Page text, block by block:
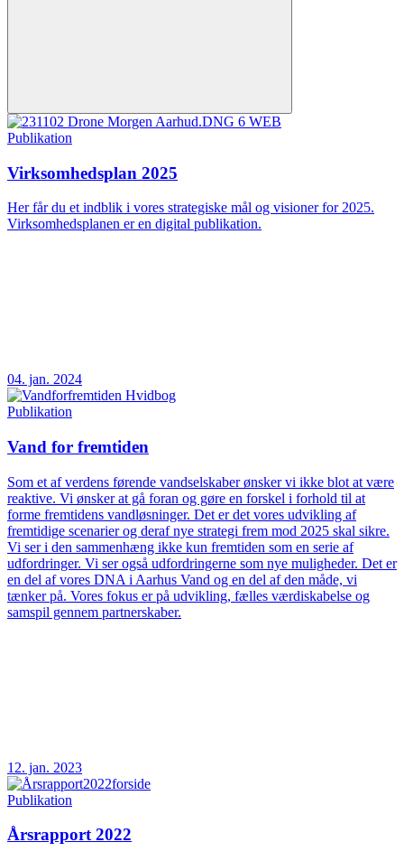
Publikation
Virksomhedsplan 2025
Her får du et indblik i vores strategiske mål og visioner for 2025.
Virksomhedsplanen er en digital publikation.
04. jan. 2024
Publikation
Vand for fremtiden
Som et af verdens førende vandselskaber ønsker vi ikke blot at være
reaktive. Vi ønsker at gå foran og gøre en forskel i forhold til at
forme fremtidens vandløsninger. Det er det vores udvikling af
fremtidige scenarier og deraf nye strategi frem mod 2025 skal sikre.
Vi ser i den sammenhæng ikke kun fremtiden som en serie af
udfordringer. Vi ser også udfordringerne som nye muligheder. Det er
en del af vores DNA i Aarhus Vand og en del af den måde, vi
tænker på. Vores fokus er på udvikling, fælles værdiskabelse og
samspil gennem partnerskaber.
12. jan. 2023
Publikation
Årsrapport 2022